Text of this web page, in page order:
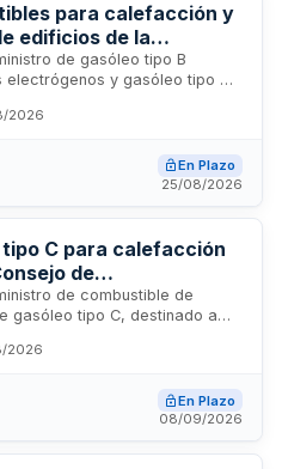
para calefacción y
edificios de la
de gasóleo tipo B
y gasóleo tipo C
en los edificios adscritos a la
por la Subdirección
para garantizar la
y el confort térmico de los
2026
En Plazo
25/08/2026
C para calefacción
de
Nacional
de combustible de
gasóleo tipo C, destinado a
con consumos
del Consejo de
tramita conforme a
bajo legislación armonizada.
2026
En Plazo
08/09/2026